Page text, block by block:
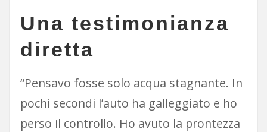
Una testimonianza
diretta
“Pensavo fosse solo acqua stagnante. In
pochi secondi l’auto ha galleggiato e ho
perso il controllo. Ho avuto la prontezza